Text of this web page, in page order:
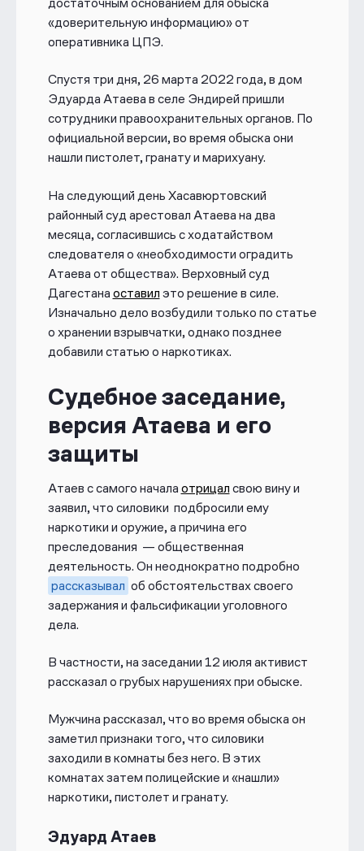
«доверительную информацию» от
оперативника ЦПЭ.
Спустя три дня, 26 марта 2022 года, в дом
Эдуарда Атаева в селе Эндирей пришли
сотрудники правоохранительных органов. По
официальной версии, во время обыска они
нашли пистолет, гранату и марихуану.
На следующий день Хасавюртовский
районный суд арестовал Атаева на два
месяца, согласившись с ходатайством
следователя о «необходимости оградить
Атаева от общества». Верховный суд
Дагестана оставил это решение в силе.
Изначально дело возбудили только по статье
о хранении взрывчатки, однако позднее
добавили статью о наркотиках.
Судебное заседание,
версия Атаева и его
защиты
Атаев с самого начала отрицал свою вину и
заявил, что силовики подбросили ему
наркотики и оружие, а причина его
преследования — общественная
деятельность. Он неоднократно подробно
рассказывал об обстоятельствах своего
задержания и фальсификации уголовного
дела.
В частности, на заседании 12 июля активист
рассказал о грубых нарушениях при обыске.
Мужчина рассказал, что во время обыска он
заметил признаки того, что силовики
заходили в комнаты без него. В этих
комнатах затем полицейские и «нашли»
наркотики, пистолет и гранату.
Эдуард Атаев